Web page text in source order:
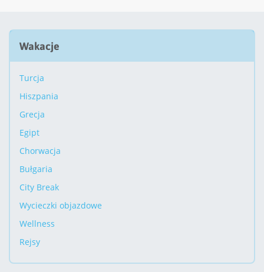
Wakacje
Turcja
Hiszpania
Grecja
Egipt
Chorwacja
Bułgaria
City Break
Wycieczki objazdowe
Wellness
Rejsy